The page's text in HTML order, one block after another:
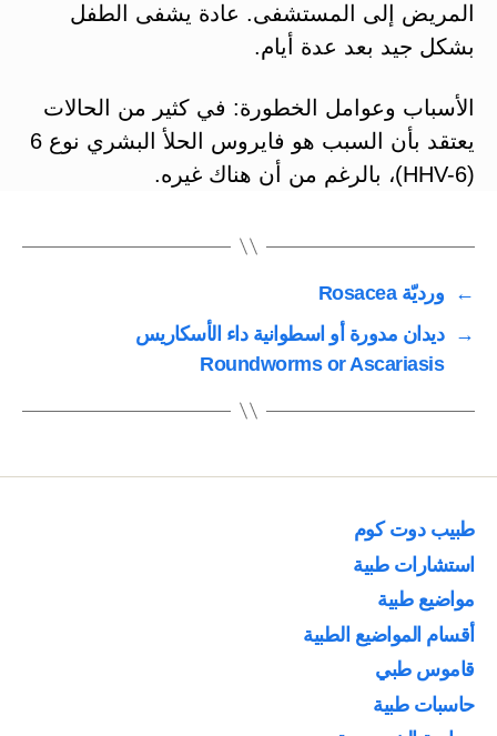
المريض إلى المستشفى. عادة يشفى الطفل
بشكل جيد بعد عدة أيام.
الأسباب وعوامل الخطورة: في كثير من الحالات
يعتقد بأن السبب هو فايروس الحلأ البشري نوع 6
(HHV-6)، بالرغم من أن هناك غيره.
←
ورديّة Rosacea
→
ديدان مدورة أو اسطوانية داء الأسكاريس
Roundworms or Ascariasis
طبيب دوت كوم
استشارات طبية
مواضيع طبية
أقسام المواضيع الطبية
قاموس طبي
حاسبات طبية